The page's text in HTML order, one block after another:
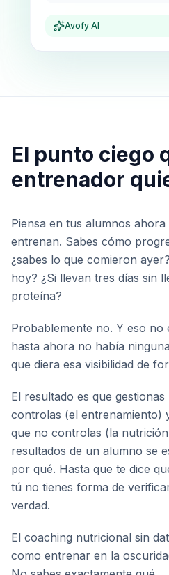
Avofy AI
El punto ciego
entrenador
Piensa en tus alumnos
entrenan. Sabes cómo
¿sabes lo que comieron
hoy? ¿Si llevan tres días sin
proteína?
Probablemente no. Y eso no
hasta ahora no había
que diera esa visibilidad de
El resultado es que
controlas (el entrenamiento)
que no controlas (la
resultados de un alumno se
por qué. Hasta que te dice
tú no tienes forma de
verdad.
El coaching nutricional sin
como entrenar en la